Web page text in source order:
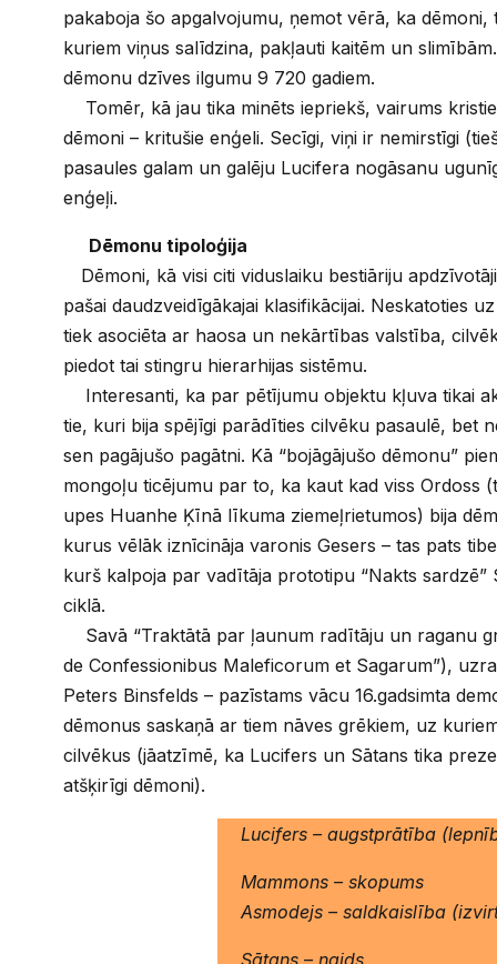
pakaboja šo apgalvojumu, ņemot vērā, ka dēmoni,
kuriem viņus salīdzina, pakļauti kaitēm un
dēmonu dzīves ilgumu 9 720 gadiem.
Tomēr, kā jau tika minēts iepriekš, vairums
dēmoni – kritušie enģeli. Secīgi, viņi ir nemirstīgi
pasaules galam un galēju Lucifera nogāsanu
enģeļi.
Dēmonu tipoloģija
Dēmoni, kā visi citi viduslaiku bestiāriju
pašai daudzveidīgākajai klasifikācijai. Neskatoties
tiek asociēta ar haosa un nekārtības valstība,
piedot tai stingru hierarhijas sistēmu.
Interesanti, ka par pētījumu objektu kļuva tikai
tie, kuri bija spējīgi parādīties cilvēku pasaulē, bet
sen pagājušo pagātni. Kā “bojāgājušo dēmonu”
mongoļu ticējumu par to, ka kaut kad viss Ordoss
upes Huanhe Ķīnā līkuma ziemeļrietumos) bija
kurus vēlāk iznīcināja varonis Gesers – tas pats
kurš kalpoja par vadītāja prototipu “Nakts sardzē”
ciklā.
Savā “Traktātā par ļaunum radītāju un raganu
de Confessionibus Maleficorum et Sagarum”),
Peters Binsfelds – pazīstams vācu 16.gadsimta
dēmonus saskaņā ar tiem nāves grēkiem, uz
cilvēkus (jāatzīmē, ka Lucifers un Sātans tika
atšķirīgi dēmoni).
Lucifers – augstprātība
Mammons – skopums
Asmodejs – saldkaislība
Sātans – naids